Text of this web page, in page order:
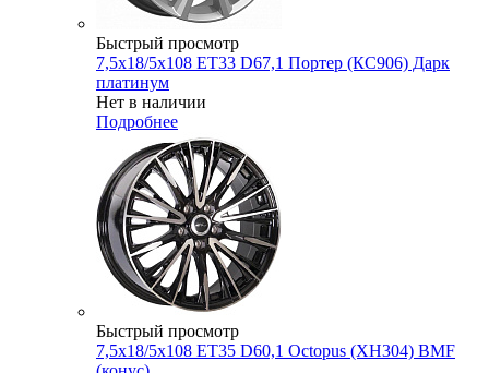
Быстрый просмотр
7,5x18/5x108 ET33 D67,1 Портер (КС906) Дарк
платинум
Нет в наличии
Подробнее
Быстрый просмотр
7,5x18/5x108 ET35 D60,1 Octopus (XH304) BMF